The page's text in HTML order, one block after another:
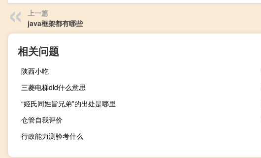
上一篇
java框架都有哪些
相关问题
陕西小吃
三菱电梯dld什么意思
“姬氏同姓皆兄弟”的出处是哪里
仓管自我评价
行政能力测验考什么